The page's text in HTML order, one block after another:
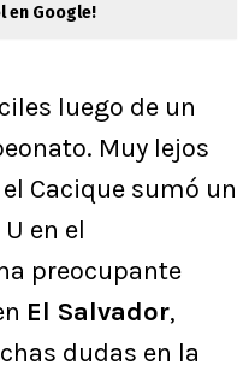
en Google!
luego de un
Muy lejos
Cacique sumó un
en el
preocupante
El Salvador,
dudas en la